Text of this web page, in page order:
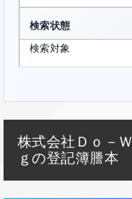
検索状態
検索対象
株式会社Ｄｏ－
ｇの登記簿謄本